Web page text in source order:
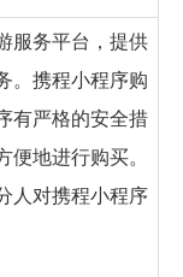
服务平台，提供
。携程小程序购
有严格的安全措
地进行购买。
人对携程小程序